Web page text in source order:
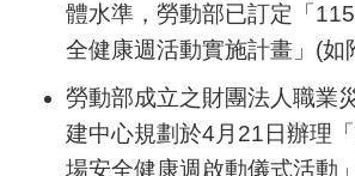
體水準，勞動部已訂定「
全健康週活動實施計畫」(如
勞動部成立之財團法人職業
建中心規劃於4月21日辦理
場安全健康週啟動儀式活動